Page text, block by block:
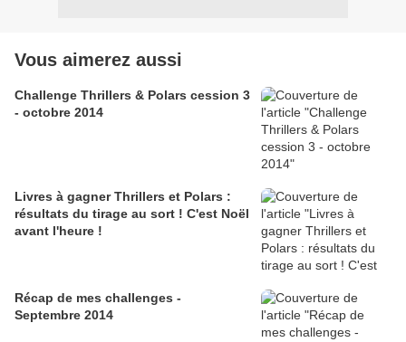
Vous aimerez aussi
Challenge Thrillers & Polars cession 3
- octobre 2014
Livres à gagner Thrillers et Polars :
résultats du tirage au sort ! C'est Noël
avant l'heure !
Récap de mes challenges -
Septembre 2014